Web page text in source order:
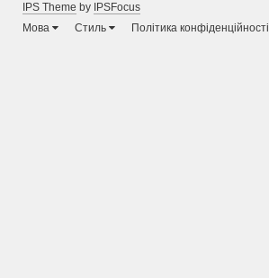
IPS Theme by IPSFocus
Мова
Стиль Політика конфіденційності